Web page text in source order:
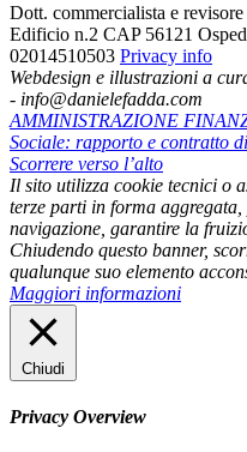
Dott. commercialista e
Edificio n.2 CAP 56121
02014510503 Privacy info
Webdesign e illustrazioni a
- info@danielefadda.com
AMMINISTRAZIONE
Sociale: rapporto e contratto
Scorrere verso l’alto
Il sito utilizza cookie tecnici o
terze parti in forma
navigazione, garantire la
Chiudendo questo banner,
qualunque suo elemento
Maggiori informazioni
Chiudi
Privacy Overview